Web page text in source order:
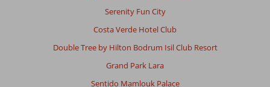
Serenity Fun City
Costa Verde Hotel Club
Double Tree by Hilton Bodrum Isil Club Resort
Grand Park Lara
Sentido Mamlouk Palace